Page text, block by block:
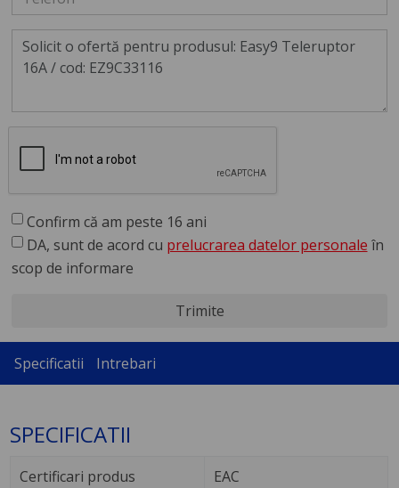
Confirm că am peste 16 ani
DA, sunt de acord cu prelucrarea datelor personale în
scop de informare
Trimite
Specificatii Intrebari
SPECIFICATII
Certificari produs EAC